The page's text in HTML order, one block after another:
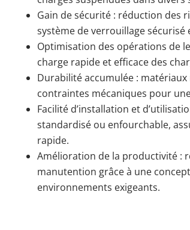
Gain de sécurité : réduction des
système de verrouillage
Optimisation des opérations de
charge rapide et efficace des
Durabilité accumulée : matériaux
contraintes mécaniques pour
Facilité d’installation et
standardisé ou enfourchable,
rapide.
Amélioration de la productivité :
manutention grâce à une
environnements exigeants.